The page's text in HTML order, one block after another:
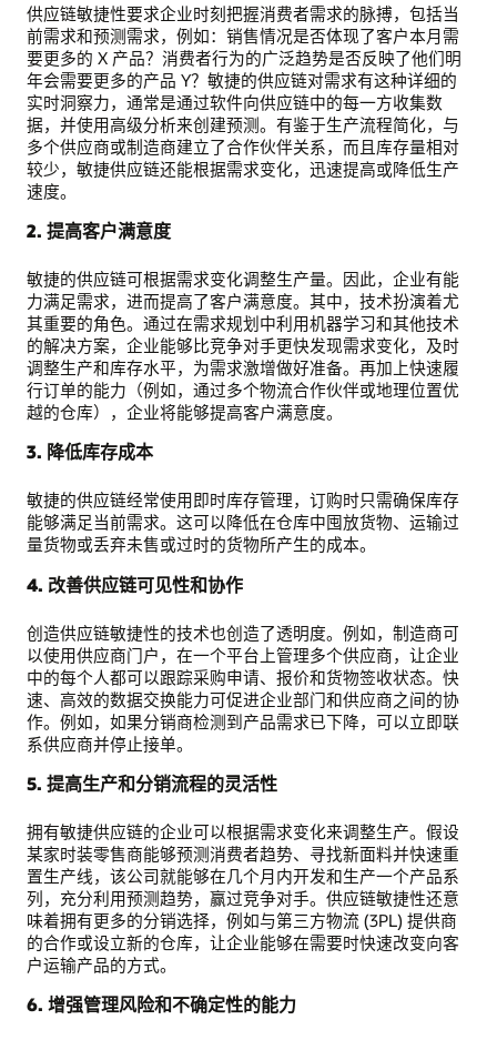
供应链敏捷性要求企业时刻把握消费者需求的脉搏，包括当
前需求和预测需求，例如：销售情况是否体现了客户本月需
要更多的 X 产品？消费者行为的广泛趋势是否反映了他们明
年会需要更多的产品 Y？敏捷的供应链对需求有这种详细的
实时洞察力，通常是通过软件向供应链中的每一方收集数
据，并使用高级分析来创建预测。有鉴于生产流程简化，与
多个供应商或制造商建立了合作伙伴关系，而且库存量相对
较少，敏捷供应链还能根据需求变化，迅速提高或降低生产
速度。
2. 提高客户满意度
敏捷的供应链可根据需求变化调整生产量。因此，企业有能
力满足需求，进而提高了客户满意度。其中，技术扮演着尤
其重要的角色。通过在需求规划中利用机器学习和其他技术
的解决方案，企业能够比竞争对手更快发现需求变化，及时
调整生产和库存水平，为需求激增做好准备。再加上快速履
行订单的能力（例如，通过多个物流合作伙伴或地理位置优
越的仓库），企业将能够提高客户满意度。
3. 降低库存成本
敏捷的供应链经常使用即时库存管理，订购时只需确保库存
能够满足当前需求。这可以降低在仓库中囤放货物、运输过
量货物或丢弃未售或过时的货物所产生的成本。
4. 改善供应链可见性和协作
创造供应链敏捷性的技术也创造了透明度。例如，制造商可
以使用供应商门户，在一个平台上管理多个供应商，让企业
中的每个人都可以跟踪采购申请、报价和货物签收状态。快
速、高效的数据交换能力可促进企业部门和供应商之间的协
作。例如，如果分销商检测到产品需求已下降，可以立即联
系供应商并停止接单。
5. 提高生产和分销流程的灵活性
拥有敏捷供应链的企业可以根据需求变化来调整生产。假设
某家时装零售商能够预测消费者趋势、寻找新面料并快速重
置生产线，该公司就能够在几个月内开发和生产一个产品系
列，充分利用预测趋势，赢过竞争对手。供应链敏捷性还意
味着拥有更多的分销选择，例如与第三方物流 (3PL) 提供商
的合作或设立新的仓库，让企业能够在需要时快速改变向客
户运输产品的方式。
6. 增强管理风险和不确定性的能力